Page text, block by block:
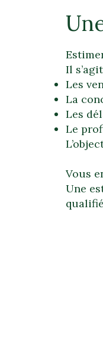
Il
Les
La
Les
Le
Vous
Une